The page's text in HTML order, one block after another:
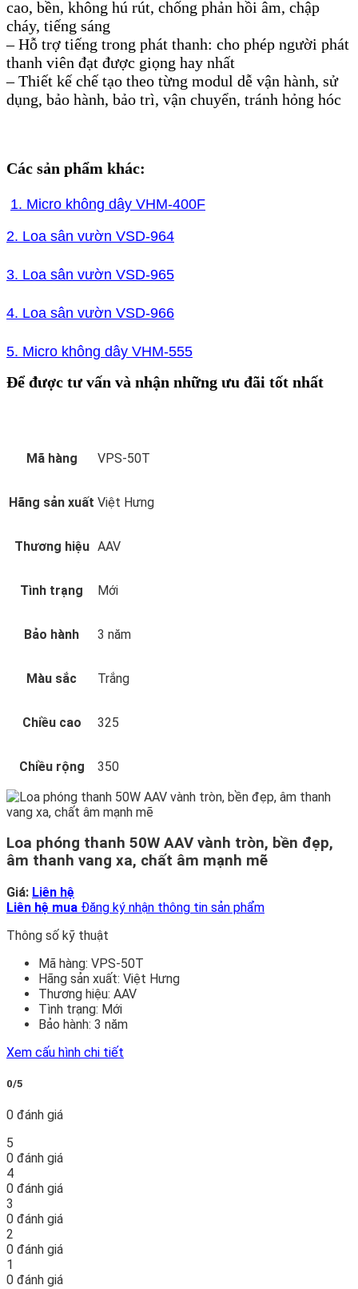
cao, bền, không hú rút, chống phản hồi âm, chập
cháy, tiếng sáng
– Hỗ trợ tiếng trong phát thanh: cho phép người phát
thanh viên đạt được giọng hay nhất
– Thiết kế chế tạo theo từng modul dễ vận hành, sử
dụng, bảo hành, bảo trì, vận chuyển, tránh hỏng hóc
Các sản phẩm khác:
1. Micro không dây VHM-400F
2. Loa sân vườn VSD-964
3. Loa sân vườn VSD-965
4. Loa sân vườn VSD-966
5. Micro không dây VHM-555
Để được tư vấn và nhận những ưu đãi tốt nhất
Mã hàng VPS-50T
Hãng sản xuất Việt Hưng
Thương hiệu AAV
Tình trạng Mới
Bảo hành 3 năm
Màu sắc Trắng
Chiều cao 325
Chiều rộng 350
Loa phóng thanh 50W AAV vành tròn, bền đẹp,
âm thanh vang xa, chất âm mạnh mẽ
Giá: Liên hệ
Liên hệ mua Đăng ký nhận thông tin sản phẩm
Thông số kỹ thuật
Mã hàng: VPS-50T
Hãng sản xuất: Việt Hưng
Thương hiệu: AAV
Tình trạng: Mới
Bảo hành: 3 năm
Xem cấu hình chi tiết
0/5
0 đánh giá
5
0 đánh giá
4
0 đánh giá
3
0 đánh giá
2
0 đánh giá
1
0 đánh giá